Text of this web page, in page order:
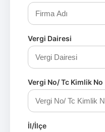
Vergi Dairesi
Vergi No/ Tc Kimlik No
İl/İlçe